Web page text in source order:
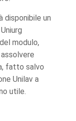
disponibile un
modulo,
fatto salvo
Unilav a
utile.